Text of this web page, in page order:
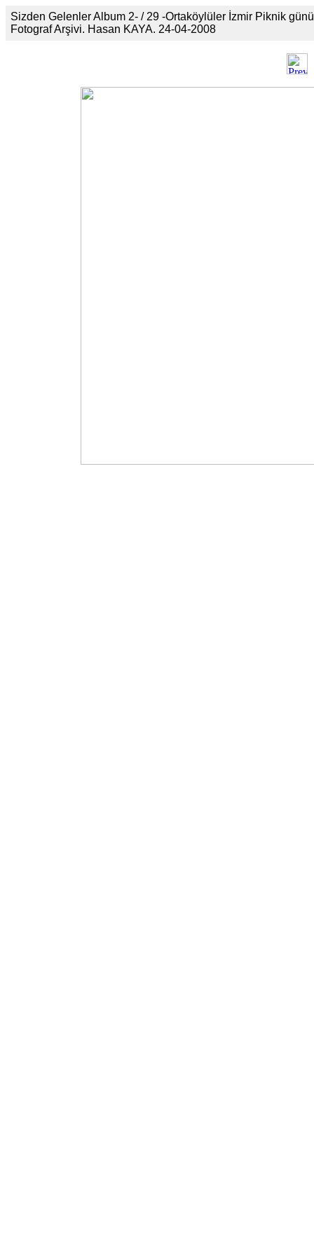
Sizden Gelenler Album 2- / 29 -Ortaköylüler İzmir Piknik
Fotograf Arşivi. Hasan KAYA. 24-04-2008